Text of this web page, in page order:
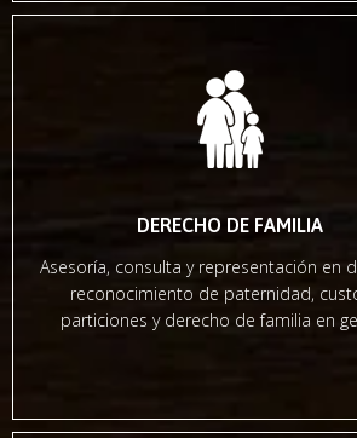
DERECHO DE FAMILIA
Asesoría, consulta y representación en
reconocimiento de paternidad,
particiones y derecho de familia en